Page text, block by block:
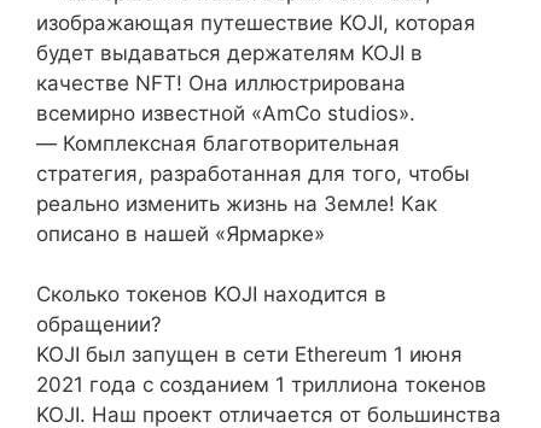
изображающая путешествие KOJI, которая
будет выдаваться держателям KOJI в
качестве NFT! Она иллюстрирована
всемирно известной «AmCo studios».
— Комплексная благотворительная
стратегия, разработанная для того, чтобы
реально изменить жизнь на Земле! Как
описано в нашей «Ярмарке»
Сколько токенов KOJI находится в
обращении?
KOJI был запущен в сети Ethereum 1 июня
2021 года с созданием 1 триллиона токенов
KOJI. Наш проект отличается от большинства